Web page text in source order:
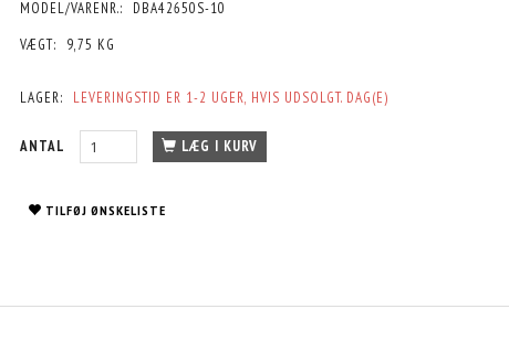
MODEL/VARENR.:
DBA42650S-10
VÆGT:
9,75 KG
LAGER: LEVERINGSTID ER 1-2 UGER, HVIS UDSOLGT. DAG(E)
ANTAL LÆG I KURV
TILFØJ ØNSKELISTE